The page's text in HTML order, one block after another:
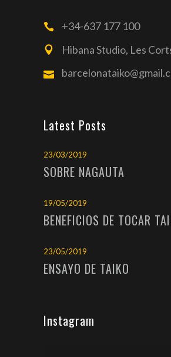
+34-637 177 100
Hibana Studio, Les
Latest Posts
23/03/2019
SOBRE NAGAUTA
19/05/2019
BENEFICIOS DE TOCAR
23/05/2019
ENSAYO DE TAIKO
Instagram